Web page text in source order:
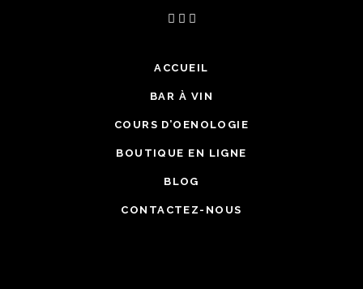
ACCUEIL
BAR À VIN
COURS D’OENOLOGIE
BOUTIQUE EN LIGNE
BLOG
CONTACTEZ-NOUS